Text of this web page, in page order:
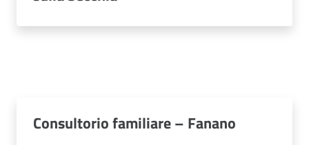
Consultorio familiare – Fanano